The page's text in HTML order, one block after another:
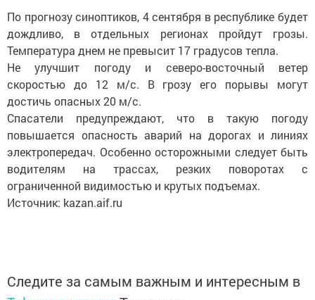
По прогнозу синоптиков, 4 сентября в республике будет
дождливо, в отдельных регионах пройдут грозы.
Температура днем не превысит 17 градусов тепла.
Не улучшит погоду и северо-восточный ветер
скоростью до 12 м/с. В грозу его порывы могут
достичь опасных 20 м/с.
Спасатели предупреждают, что в такую погоду
повышается опасность аварий на дорогах и линиях
электропередач. Особенно осторожными следует быть
водителям на трассах, резких поворотах с
ограниченной видимостью и крутых подъемах.
Источник: kazan.aif.ru
Следите за самым важным и интересным в